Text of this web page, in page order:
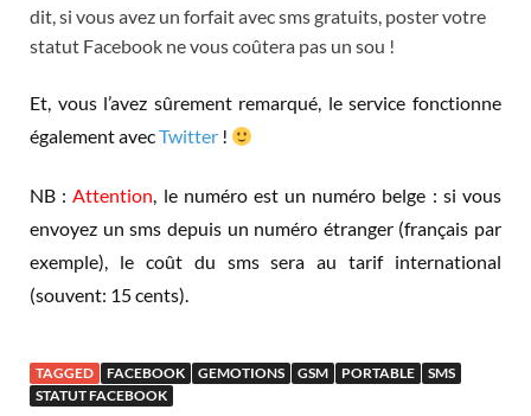
dit, si vous avez un forfait avec sms gratuits, poster votre
statut Facebook ne vous coûtera pas un sou !
Et, vous l’avez sûrement remarqué, le service fonctionne
également avecTwitter !
NB :Attention, le numéro est un numéro belge : si vous
envoyez un sms depuis un numéro étranger (français par
exemple), le coût du sms sera au tarif international
(souvent: 15 cents).
TAGGED FACEBOOK GEMOTIONS GSM PORTABLE
SMS
STATUT FACEBOOK